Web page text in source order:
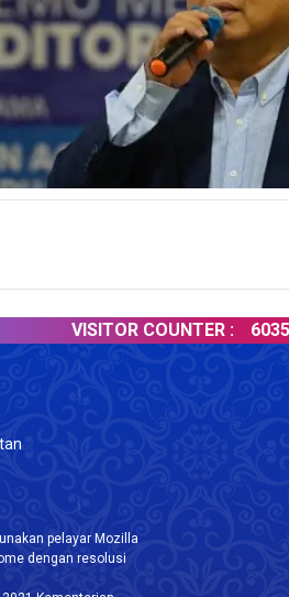
VISITOR COUNTER : 60354844
pelayar Mozilla
dengan resolusi